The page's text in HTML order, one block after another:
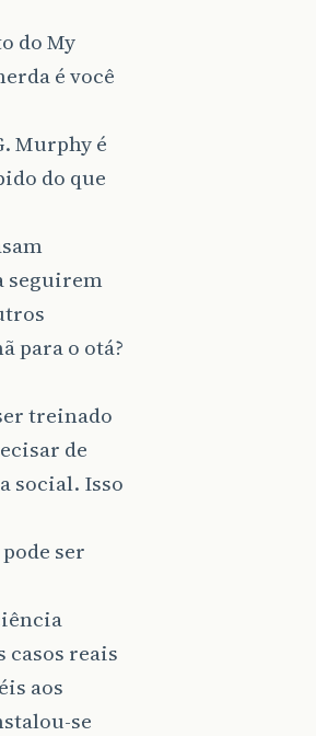
do My
é você
Murphy é
do que
seguirem
para o otá?
treinado
de
social. Isso
ser
casos reais
aos
se